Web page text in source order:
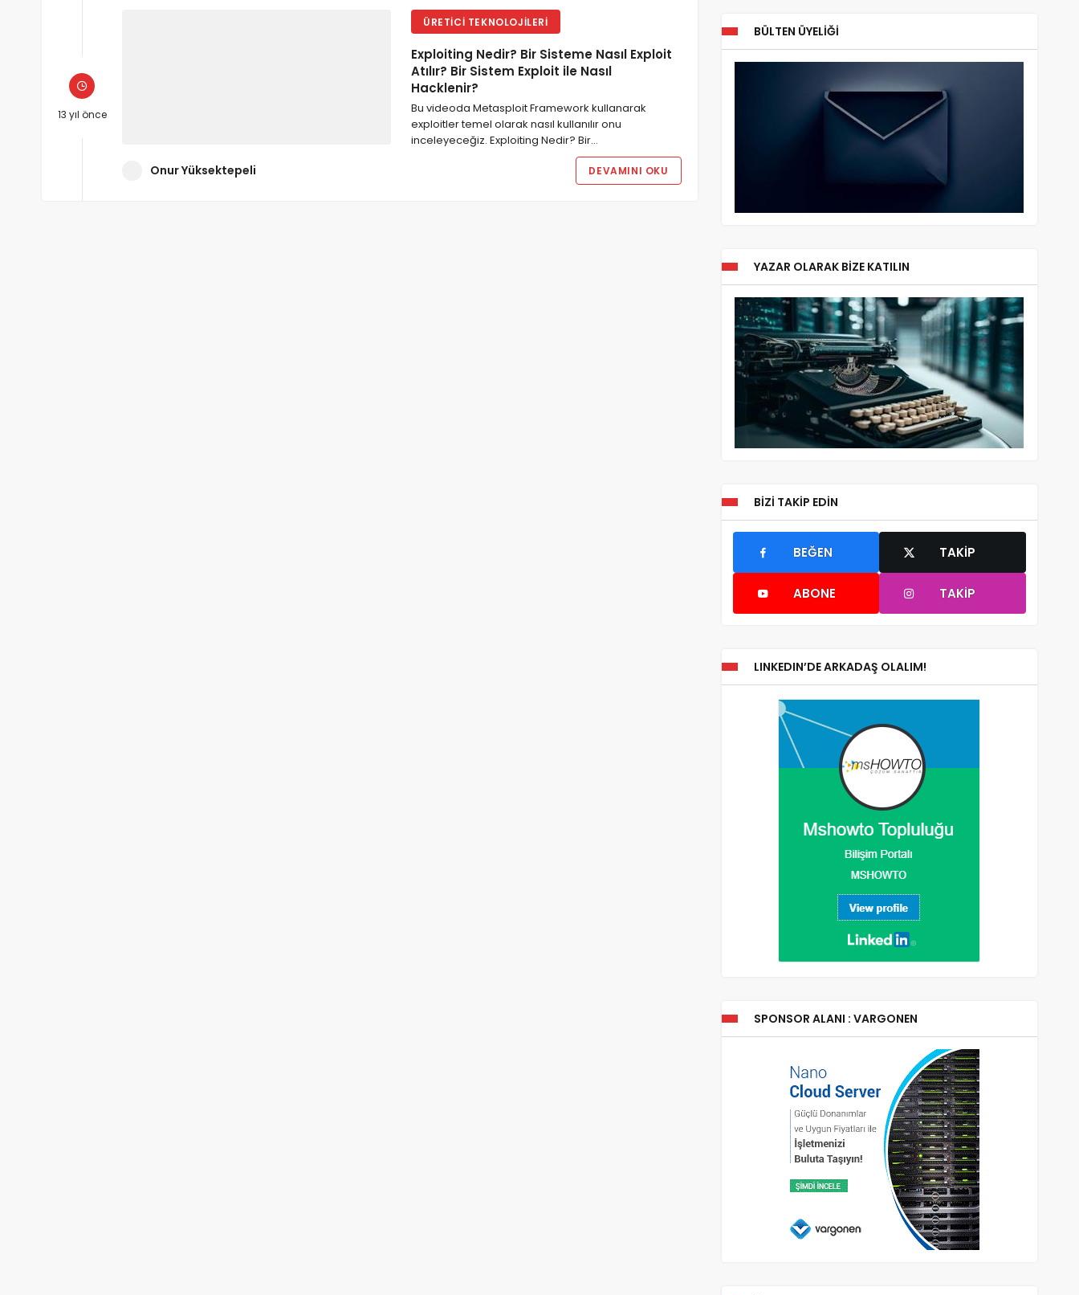
13 yıl önce
ÜRETICI TEKNOLOJILERI
Exploiting Nedir? Bir Sisteme Nasıl Exploit
Atılır? Bir Sistem Exploit ile Nasıl
Hacklenir?
Bu videoda Metasploit Framework kullanarak
exploitler temel olarak nasıl kullanılır onu
inceleyeceğiz. Exploiting Nedir? Bir…
Onur Yüksektepeli DEVAMINI OKU
BÜLTEN ÜYELIĞI
YAZAR OLARAK BIZE KATILIN
BIZI TAKIP EDIN
BEĞEN TAKIP
ABONE TAKIP
LINKEDIN’DE ARKADAŞ OLALIM!
SPONSOR ALANI : VARGONEN